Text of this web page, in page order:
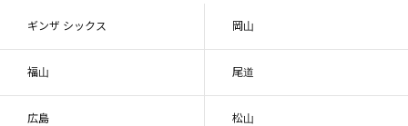
ギンザ シックス 岡山
福山 尾道
広島 松山